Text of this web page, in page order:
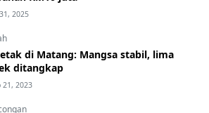
2025
di Matang: Mangsa stabil, lima
ditangkap
21, 2023